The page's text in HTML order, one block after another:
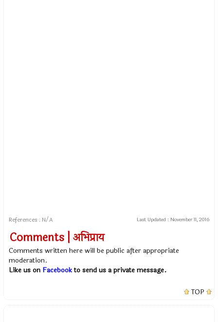
References : N/A Last Updated : November 11, 2016
Comments | अभिप्राय
Comments written here will be public after appropriate
moderation.
Like us on Facebookto send us a private message.
TOP